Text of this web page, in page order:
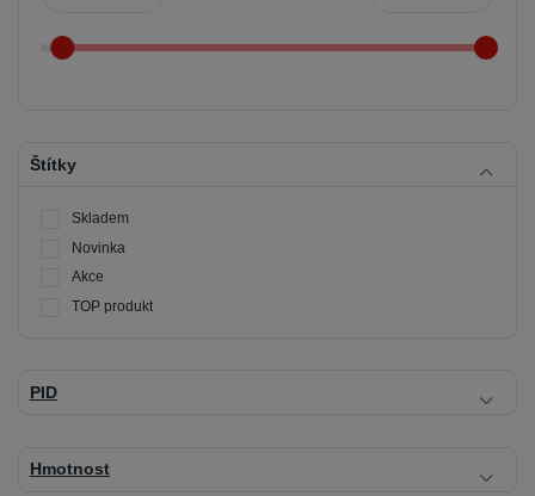
Štítky
Skladem
Novinka
Akce
TOP produkt
PID
Hmotnost